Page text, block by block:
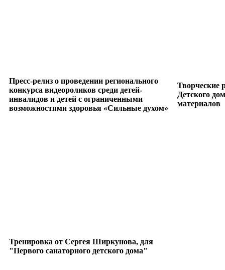
Пресс-релиз о проведении регионального
конкурса видеороликов среди детей-
инвалидов и детей с ограниченными
возможностями здоровья «Сильные духом»
Творческие
Детского
материалов
Тренировка от Сергея Ширкунова, для
"Первого санаторного детского дома"